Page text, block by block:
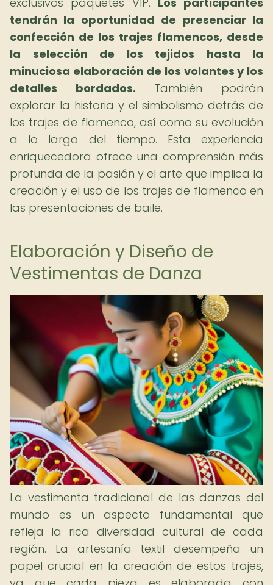
tendrán la oportunidad de presenciar la
confección de los trajes flamencos, desde
la selección de los tejidos hasta la
minuciosa elaboración de los volantes y los
detalles bordados. También podrán
explorar la historia y el simbolismo detrás de
los trajes de flamenco, así como su evolución
a lo largo del tiempo. Esta experiencia
enriquecedora ofrece una comprensión más
profunda de la pasión y el arte que implica la
creación y el uso de los trajes de flamenco en
las presentaciones de baile.
Elaboración y Diseño de
Vestimentas de Danza
La vestimenta tradicional de las danzas del
mundo es un aspecto fundamental que
refleja la rica diversidad cultural de cada
región. La artesanía textil desempeña un
papel crucial en la creación de estos trajes,